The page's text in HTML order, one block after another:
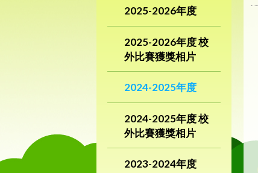
2025-2026年度
2025-2026年度 校
外比賽獲獎相片
2024-2025年度
2024-2025年度 校
外比賽獲獎相片
2023-2024年度